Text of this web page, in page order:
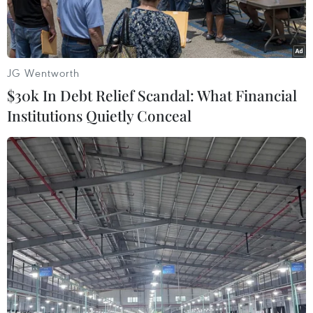
Thủ tướng Phần Lan Juha Sipila. (Nguồn: verkkouutiset.fi)
Ngày 10/2, phát biểu trên kênh truyền hình Yle,
Thủ tướng Phần Lan Juha Sipila cho rằng việc
dỡ bỏ lệnh trừng phạt Nga chỉ có thể xảy ra
trong trường hợp nhận được sự chấp thuận của
JG Wentworth
$30k In Debt Relief Scandal: What Financial
Institutions Quietly Conceal